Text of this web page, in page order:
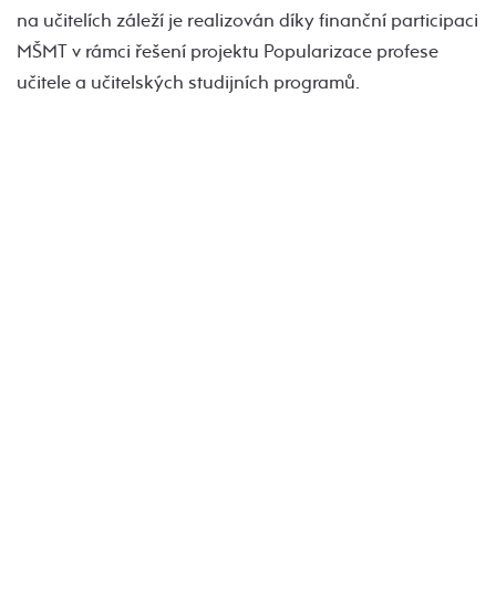
na učitelích záleží je realizován díky finanční participaci
MŠMT v rámci řešení projektu Popularizace profese
učitele a učitelských studijních programů.